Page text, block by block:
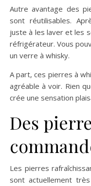
Autre avantage des
sont réutilisables.
juste à les laver et les
réfrigérateur. Vous
un verre à whisky.
A part, ces pierres à
agréable à voir. Rien
crée une sensation
Des
Les pierres
sont actuellement